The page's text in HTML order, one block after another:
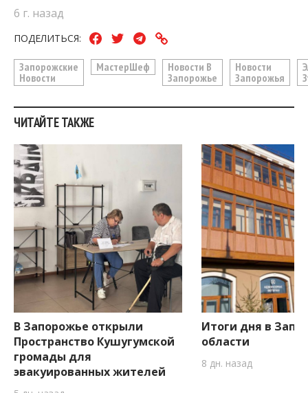
6 г. назад
ПОДЕЛИТЬСЯ:
Запорожские
Новости
МастерШеф
Новости В
Запорожье
Новости
Запорожья
ЧИТАЙТЕ ТАКЖЕ
В Запорожье открыли
Пространство Кушугумской
громады для
эвакуированных жителей
Итоги дня в
области
8 дн. назад